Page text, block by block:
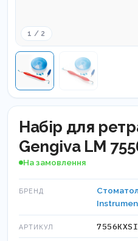
1 / 2
Набір для
Gengiva LM
На замовлення
БРЕНД
АРТИКУЛ 7556КXSI